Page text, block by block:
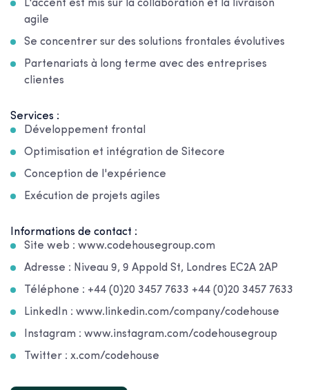
L'accent est mis sur la collaboration et la livraison
agile
Se concentrer sur des solutions frontales évolutives
Partenariats à long terme avec des entreprises
clientes
Services :
Développement frontal
Optimisation et intégration de Sitecore
Conception de l'expérience
Exécution de projets agiles
Informations de contact :
Site web : www.codehousegroup.com
Adresse : Niveau 9, 9 Appold St, Londres EC2A 2AP
Téléphone : +44 (0)20 3457 7633 +44 (0)20 3457 7633
LinkedIn : www.linkedin.com/company/codehouse
Instagram : www.instagram.com/codehousegroup
Twitter : x.com/codehouse